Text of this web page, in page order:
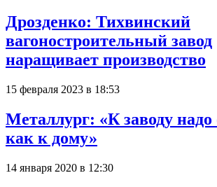
Дрозденко: Тихвинский
вагоностроительный завод
наращивает производство
15 февраля 2023 в 18:53
Металлург: «К заводу надо
как к дому»
14 января 2020 в 12:30